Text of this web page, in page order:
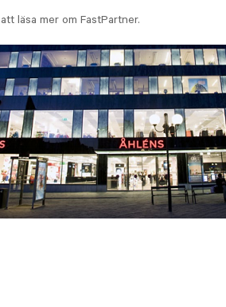
läsa mer om FastPartner.